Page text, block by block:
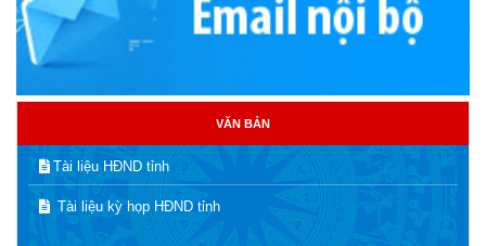
VĂN BẢN
Tài liệu HĐND tỉnh
Tài liệu kỳ họp HĐND tỉnh